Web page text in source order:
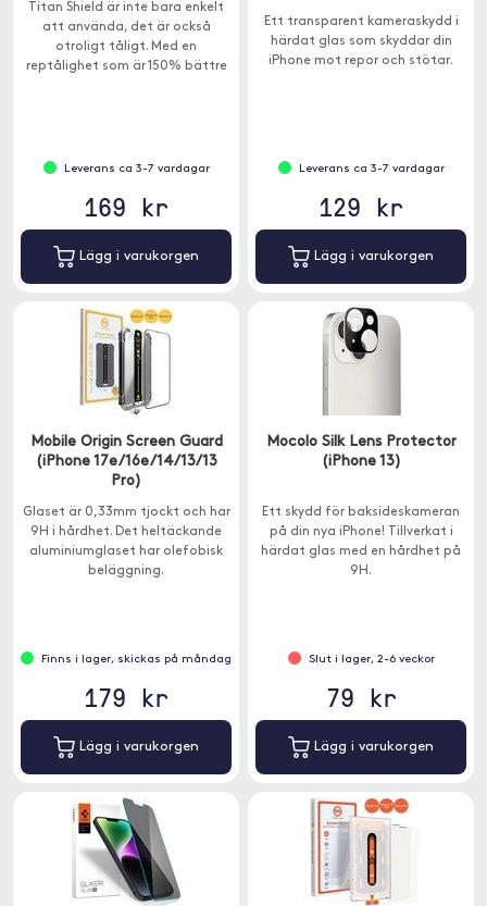
Titan Shield är inte bara enkelt
att använda, det är också
otroligt tåligt. Med en
reptålighet som är 150% bättre
Leverans ca 3-7 vardagar
169 kr
Lägg i varukorgen
Ett transparent kameraskydd i
härdat glas som skyddar din
iPhone mot repor och stötar.
Leverans ca 3-7 vardagar
129 kr
Lägg i varukorgen
Mobile Origin Screen Guard
(iPhone 17e/16e/14/13/13
Pro)
Glaset är 0,33mm tjockt och har
9H i hårdhet. Det heltäckande
aluminiumglaset har olefobisk
beläggning.
Finns i lager, skickas på måndag
179 kr
Lägg i varukorgen
Mocolo Silk Lens Protector
(iPhone 13)
Ett skydd för baksideskameran
på din nya iPhone! Tillverkat i
härdat glas med en hårdhet på
9H.
Slut i lager, 2-6 veckor
79 kr
Lägg i varukorgen